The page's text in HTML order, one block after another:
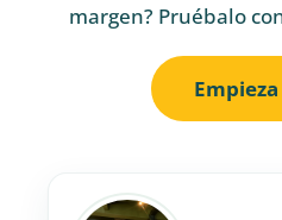
margen? Pruébalo